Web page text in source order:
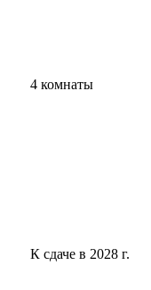
4 комнаты
К сдаче в 2028 г.